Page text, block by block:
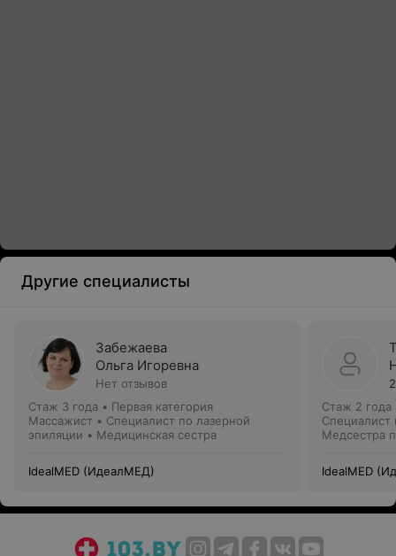
Другие специалисты
Забежаева
Ольга Игоревна
Нет отзывов
Стаж 3 года • Первая категория
Массажист • Специалист по лазерной
эпиляции • Медицинская сестра
IdealMED (ИдеалМЕД)
Стаж 2 года
Специалист
Медсестра
IdealMED